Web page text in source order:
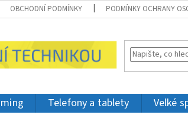
OBCHODNÍ PODMÍNKY PODMÍNKY OCHRANY
Telefony a tablety Velké